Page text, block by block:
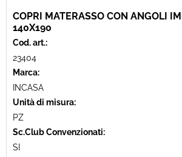
COPRI MATERASSO CON ANGOLI
140X190
Cod. art.:
23404
Marca:
INCASA
Unità di misura:
PZ
Sc.Club Convenzionati:
SI